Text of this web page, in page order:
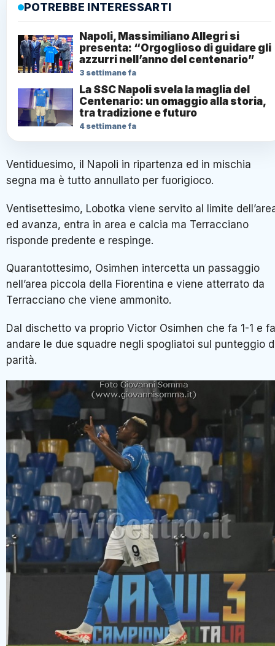
POTREBBE INTERESSARTI
Napoli, Massimiliano Allegri si
presenta: “Orgoglioso di guidare gli
azzurri nell’anno del centenario”
3 settimane fa
La SSC Napoli svela la maglia del
Centenario: un omaggio alla storia,
tra tradizione e futuro
4 settimane fa
Ventiduesimo, il Napoli in ripartenza ed in mischia
segna ma è tutto annullato per fuorigioco.
Ventisettesimo, Lobotka viene servito al limite
ed avanza, entra in area e calcia ma Terracciano
risponde predente e respinge.
Quarantottesimo, Osimhen intercetta un passaggio
nell’area piccola della Fiorentina e viene atterrato da
Terracciano che viene ammonito.
Dal dischetto va proprio Victor Osimhen che fa 1-1 e fa
andare le due squadre negli spogliatoi sul punteggio
parità.